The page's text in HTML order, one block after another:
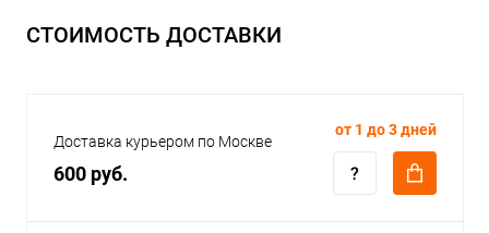
СТОИМОСТЬ ДОСТАВКИ
Доставка курьером по Москве
600 руб.
от 1 до 3 дней